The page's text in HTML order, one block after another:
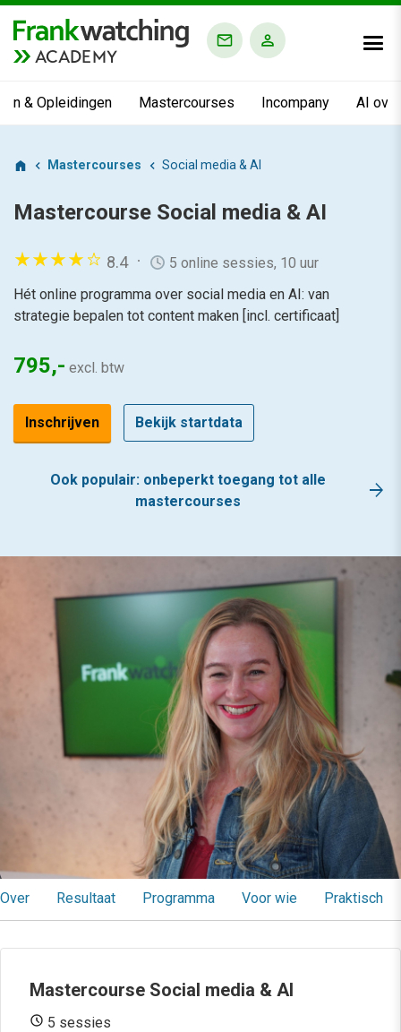
ACADEMY
& Opleidingen Mastercourses Incompany AI
Mastercourses Social media & AI
Mastercourse Social media & AI
8.4
5 online sessies, 10 uur
Hét online programma over social media en AI: van
strategie bepalen tot content maken [incl. certificaat]
795,- excl. btw
Inschrijven Bekijk startdata
Ook populair: onbeperkt toegang tot alle
mastercourses
arrow_forward
Over Resultaat Programma Voor wie Praktisch
Mastercourse Social media & AI
5 sessies